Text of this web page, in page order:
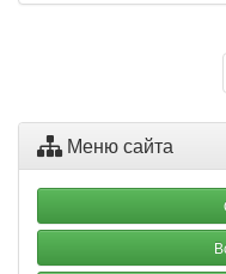
Меню сайта